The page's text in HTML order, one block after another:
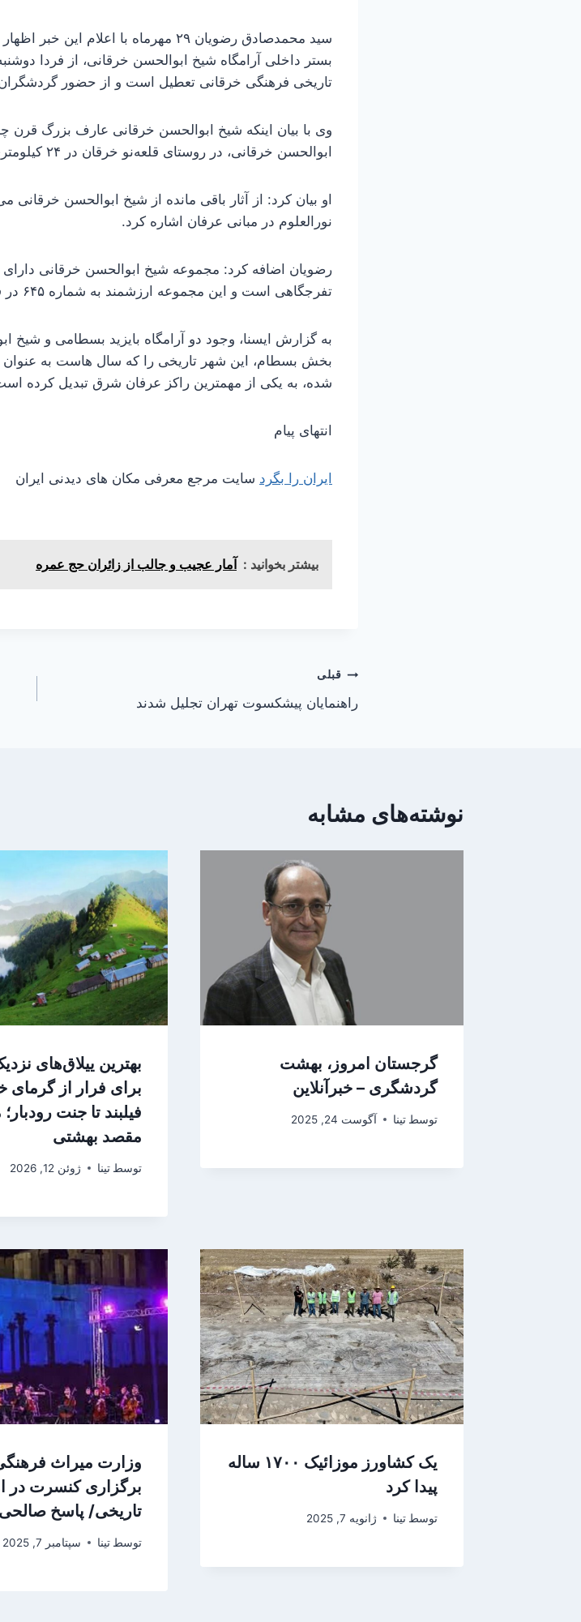
سید محمدصادق رضویان ۲۹ مهرماه با
تاریخی فرهنگی خرقانی تعطیل است و از حضور
وی با بیان اینکه شیخ ابوالحسن خرقانی عارف بزرگ قرن
ابوالحسن خرقانی، در روستای قلعه‌نو خرقان در ۲۴ کیلومتری شمال شاهرود در بخش بسطام قرار دارد.
او بیان کرد: از آثار باقی مانده از شیخ ابوالحسن خرقانی
نورالعلوم در مبانی عرفان اشاره کرد.
رضویان اضافه کرد: مجموعه شیخ ابوالحسن خرقانی دارای
تفرجگاهی است و این مجموعه ارزشمند به شماره ۶۴۵ در فهرست آثار ملی به ثبت رسیده است.
به گزارش ایسنا، وجود دو آرامگاه بایزید بسطامی و شیخ
بخش بسطام، این شهر تاریخی را که سال هاست به عنوان
شده، به یکی از مهمترین راکز عرفان شرق تبدیل کرده
انتهای پیام
ایران را بگرد سایت مرجع معرفی مکان های دیدنی ایران
بیشتر بخوانید : آمار عجیب و جالب از زائران حج عمره
راهبری
نوشته
قبلی
راهنمایان پیشکسوت تهران تجلیل شدند
نوشته‌های مشابه
گرجستان امروز، بهشت
گردشگری – خبرآنلاین
توسط تینا آگوست 24, 2025
بهترین ییلاق‌های
برای فرار از گرمای
مقصد بهشتی
توسط تینا ژوئن 12, 2026
یک کشاورز موزائیک ۱۷۰۰ ساله
پیدا کرد
توسط تینا ژانویه 7, 2025
وزارت میراث
برگزاری کنسرت در
تاریخی/ پاسخ
توسط تینا سپتامبر 7, 2025